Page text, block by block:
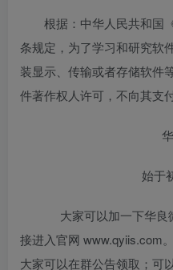
根据：中华人民共和国
条规定，为了学习和研究软
装显示、传输或者存储软件
件著作权人许可，不向其支付
始于
大家可以加一下华良
接进入官网 www.qyiis.com
大家可以在群公告领取；可